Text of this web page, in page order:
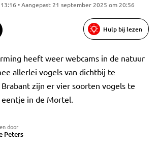
• Aangepast 21 september 2025 om 20:56
Hulp bij lezen
heeft weer webcams in de natuur
allerlei vogels van dichtbij te
zijn er vier soorten vogels te
in de Mortel.
door
Peters